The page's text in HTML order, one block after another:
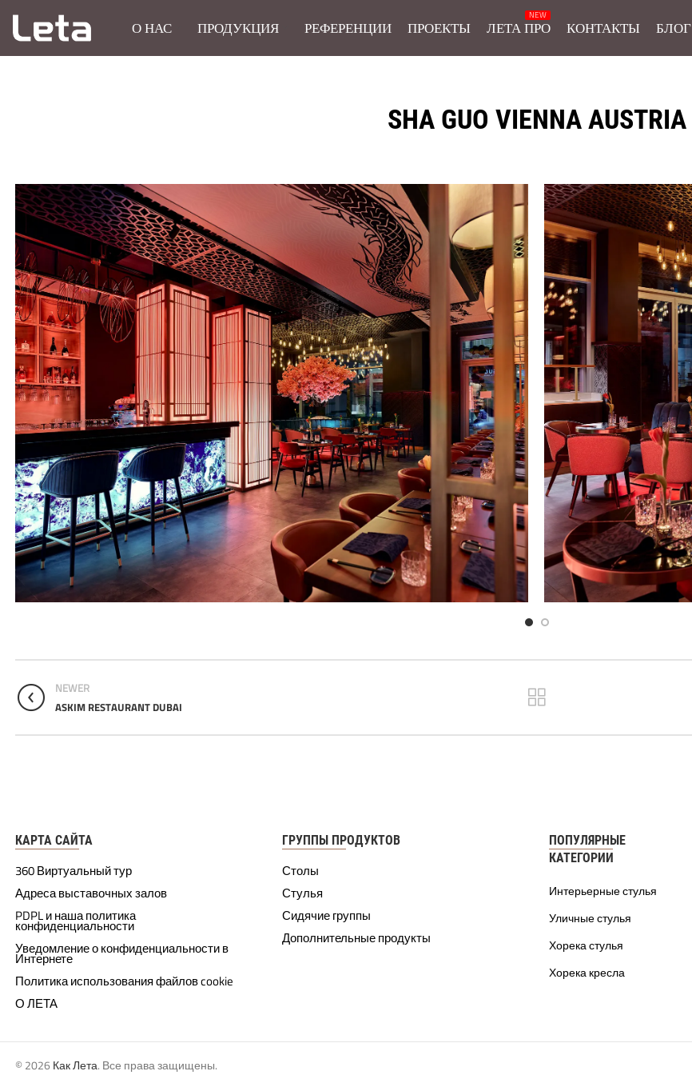
О НАС ПРОДУКЦИЯ РЕФЕРЕНЦИИ ПРОЕКТЫ ЛЕТА ПРО КОНТАКТЫ БЛОГ
SHA GUO VIENNA AUSTRIA
NEWER
ASKIM RESTAURANT DUBAI
КАРТА САЙТА
360 Виртуальный тур
Адреса выставочных залов
PDPL и наша политика
конфиденциальности
Уведомление о конфиденциальности в
Интернете
Политика использования файлов cookie
О ЛЕТА
ГРУППЫ ПРОДУКТОВ
Столы
Стулья
Сидячие группы
Дополнительные продукты
ПОПУЛЯРНЫЕ
КАТЕГОРИИ
Интерьерные стулья
Уличные стулья
Хорека стулья
Хорека кресла
© 2026 Как Лета. Все права защищены.